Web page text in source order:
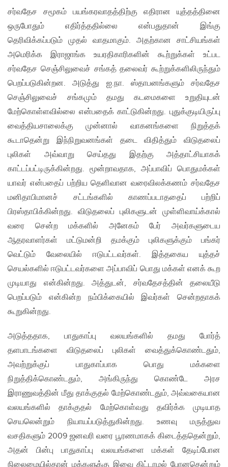
சர்வதேச சமூகம் பயங்கரவாதத்திற்கு எதிரான யுத்தத்தினை
ஒருபோதும் எதிர்த்ததில்லை என்பதுதான் இங்கு
தெரிவிக்கப்படும் முதல் வாதமாகும். அதற்கான சாட்சியங்கள்
அமெரிக்க இராஜாங்க உயரதிகாரிகளின் கூற்றுக்கள் உட்பட
சர்வதேச செஞ்சிலுவைச் சங்கத் தலைவர் கூற்றுக்களிலிருந்தும்
பெறப்படுகின்றன. அடுத்து ஐ.நா. ஸ்தாபனங்களும் சர்வதேச
செஞ்சிலுவைச் சங்கமும் தமது கடமைகளை உறுதியுடன்
மேற்கொள்ளவில்லை என்பதைக் காட்டுகின்றது. புதுக்குடியிருப்பு
வைத்தியசாலைக்கு முன்னால் வாகனங்களை நிறுத்தக்
கூடாதென்று இந்நிறுவனங்கள் தடை விதித்தும் விடுதலைப்
புலிகள் அவ்வாறு செய்தது இதற்கு அத்தாட்சியாகக்
காட்டப்பட்டிருக்கின்றது. மூன்றாவதாக, அப்பாவிப் பொதுமக்கள்
யாவர் என்பதைப் பற்றிய தெளிவான வரைவிலக்கணம் சர்வதேச
மனிதாபிமானச் சட்டங்களில் காணப்படாததைப் பற்றிப்
பிரஸ்தாபிக்கின்றது. விடுதலைப் புலிகளுடன் முள்ளிவாய்க்கால்
வரை சென்ற மக்களில் அனேகம் பேர் அவர்களுடைய
ஆதரவாளர்கள் மட்டுமன்றி தமக்கும் புலிகளுக்கும் பங்கர்
வெட்டும் வேலையில் ஈடுபட்டவர்கள். இத்தகைய யுத்தச்
செயல்களில் ஈடுபட்டவர்களை அப்பாவிப் பொது மக்கள் எனக் கூற
முடியாது என்கின்றது. அத்துடன், சர்வதேசத்தின் தலையீடு
பெறப்படும் என்கின்ற நம்பிக்கையில் இவர்கள் சென்றதாகக்
கூறுகின்றது.
அடுத்ததாக, பாதுகாப்பு வலயங்களில் தமது போர்த்
தளபாடங்களை விடுதலைப் புலிகள் வைத்துக்கொண்டதும்,
அவற்றுக்குப் பாதுகாப்பாக பொது மக்களை
நிறுத்திக்கொண்டதும், அங்கிருந்து கொண்டே அரச
இராணுவத்தின் மீது தாக்குதல் மேற்கொண்டதும், அவ்வகையான
வலயங்களில் தாக்குதல் மேற்கொள்வது தவிர்க்க முடியாத
செயலென்றும் நியாயப்படுத்துகின்றது. உணவு மருத்துவ
வசதிகளும் 2009 ஜனவரி வரை பூரணமாகக் கிடைத்ததென்றும்,
அதன் பின்பு பாதுகாப்பு வலயங்களை மக்கள் தேடிப்போன
நிலைமையில்தான் மக்களுக்கு இவை கிட்டாமல் போனதென்றும்